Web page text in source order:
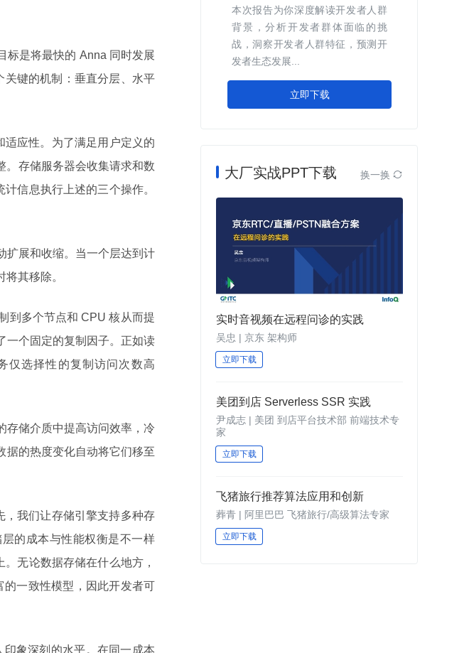
标是将最快的 Anna 同时发展
关键的机制：垂直分层、水平
应性。为了满足用户定义的
。存储服务器会收集请求和数
信息执行上述的三个操作。
扩展和收缩。当一个层达到计
其移除。
到多个节点和 CPU 核从而提
一个固定的复制因子。正如读
仅选择性的复制访问次数高
存储介质中提高访问效率，冷
据的热度变化自动将它们移至
，我们让存储引擎支持多种存
的成本与性能权衡是不一样
无论数据存储在什么地方，
一致性模型，因此开发者可
象深刻的水平。在同一成本
本次报告为你深度解读开发者人群
背景，分析开发者群体面临的挑
战，洞察开发者人群特征，预测开
发者生态发展...
立即下载
大厂实战PPT下载 换一换 
实时音视频在远程问诊的实践
吴忠 | 京东 架构师
立即下载
美团到店 Serverless SSR 实践
尹成志 | 美团 到店平台技术部 前端技术专
家
立即下载
飞猪旅行推荐算法应用和创新
葬青 | 阿里巴巴 飞猪旅行/高级算法专家
立即下载